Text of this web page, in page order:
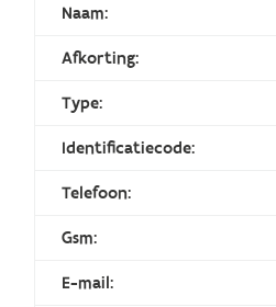
Naam:
Afkorting:
Type:
Identificatiecode:
Telefoon:
Gsm:
E-mail: